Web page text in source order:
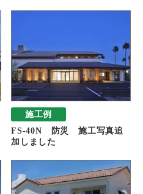
施工例
FS-40N 防災 施工写真追
加しました